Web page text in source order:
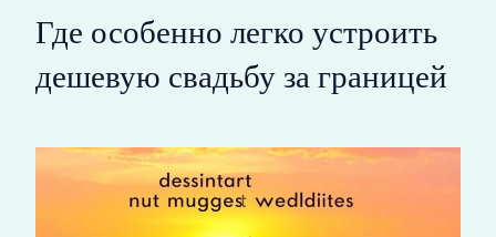
Где особенно легко устроить
дешевую свадьбу за границей